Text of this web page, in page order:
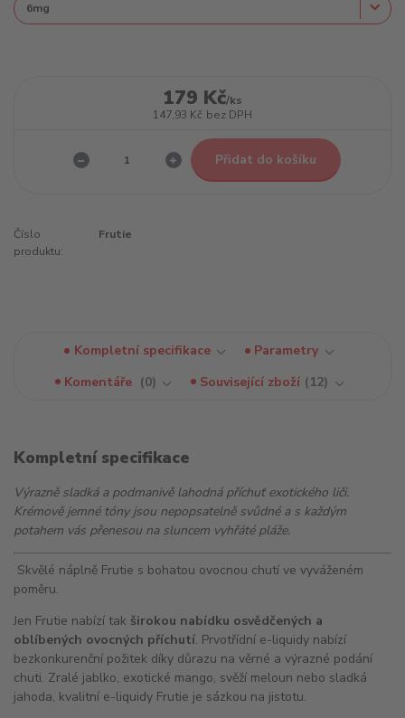
179 Kč/ks
147,93 Kč bez DPH
Přidat do košíku
Číslo
produktu:
Frutie
Kompletní specifikace
Parametry
Komentáře
0 Související zboží 12
Kompletní specifikace
Výrazně sladká a podmanivě lahodná příchuť exotického liči.
Krémově jemné tóny jsou nepopsatelně svůdné a s každým
potahem vás přenesou na sluncem vyhřáté pláže.
Skvělé náplně Frutie s bohatou ovocnou chutí ve vyváženém
poměru.
Jen Frutie nabízí tak širokou nabídku osvědčených a
oblíbených ovocných příchutí. Prvotřídní e-liquidy nabízí
bezkonkurenční požitek díky důrazu na věrné a výrazné podání
chuti. Zralé jablko, exotické mango, svěží meloun nebo sladká
jahoda, kvalitní e-liquidy Frutie je sázkou na jistotu.